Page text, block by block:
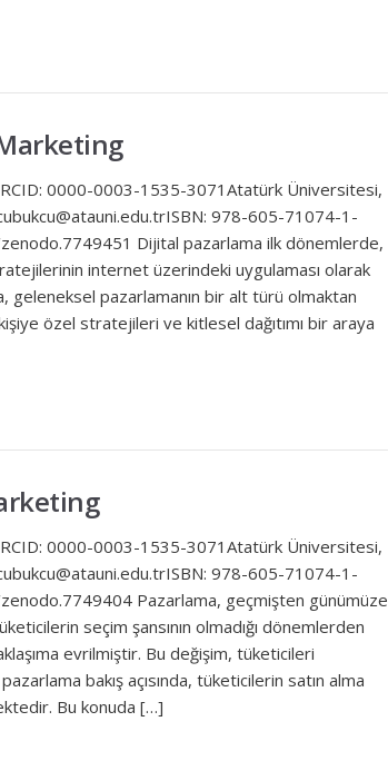
0000-0003-1535-3071Atatürk Üniversitesi,
978-605-71074-1-
Dijital pazarlama ilk dönemlerde,
internet üzerindeki uygulaması olarak
geleneksel pazarlamanın bir alt türü olmaktan
özel stratejileri ve kitlesel dağıtımı bir araya
0000-0003-1535-3071Atatürk Üniversitesi,
978-605-71074-1-
Pazarlama, geçmişten günümüze
seçim şansının olmadığı dönemlerden
evrilmiştir. Bu değişim, tüketicileri
bakış açısında, tüketicilerin satın alma
Bu konuda […]